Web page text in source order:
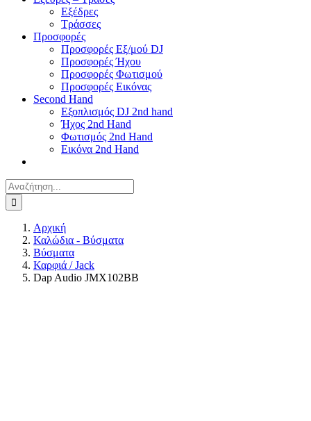
Εξέδρες
Τράσσες
Προσφορές
Προσφορές Εξ/μού DJ
Προσφορές Ήχου
Προσφορές Φωτισμού
Προσφορές Εικόνας
Second Hand
Εξοπλισμός DJ 2nd hand
Ήχος 2nd Hand
Φωτισμός 2nd Hand
Εικόνα 2nd Hand
Αναζήτηση
για:
Αρχική
Καλώδια - Βύσματα
Βύσματα
Καρφιά / Jack
Dap Audio JMX102BB